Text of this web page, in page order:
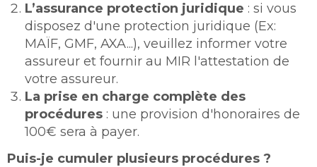
L’assurance protection juridique : si vous
disposez d'une protection juridique (Ex:
MAÏF, GMF, AXA...), veuillez informer votre
assureur et fournir au MIR l'attestation de
votre assureur.
La prise en charge complète des
procédures : une provision d'honoraires de
100€ sera à payer.
Puis-je cumuler plusieurs procédures ?